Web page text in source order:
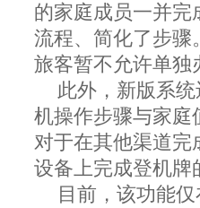
的家庭成员一并
流程、简化了步骤
旅客暂不允许单独
此外，新版系
机操作步骤与家庭
对于在其他渠道完
设备上完成登机牌
目前，该功能